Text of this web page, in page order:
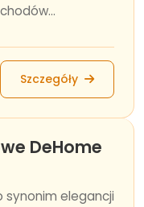
Szczegóły
DeHome
synonim elegancji